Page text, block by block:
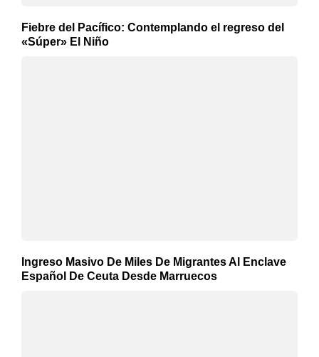
Fiebre del Pacífico: Contemplando el regreso del
«Súper» El Niño
Ingreso Masivo De Miles De Migrantes Al Enclave
Español De Ceuta Desde Marruecos